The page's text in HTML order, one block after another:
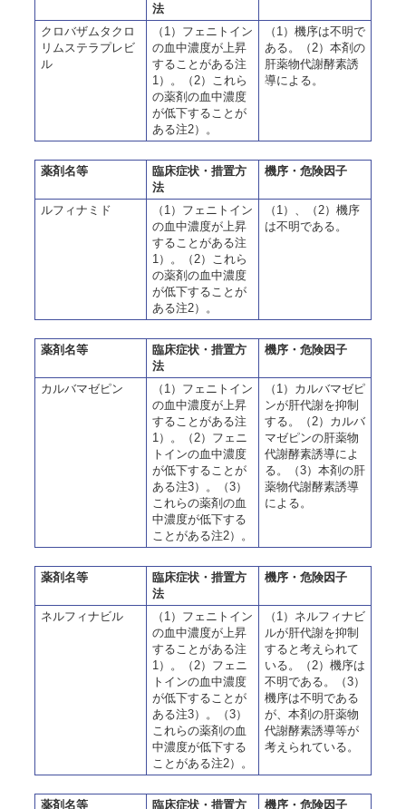
法
クロバザムタクロ
リムステラプレビ
ル
（1）フェニトイン
の血中濃度が上昇
することがある注
1）。（2）これら
の薬剤の血中濃度
が低下することが
ある注2）。
（1）機序は不明で
ある。（2）本剤の
肝薬物代謝酵素誘
導による。
薬剤名等
臨床症状・措置方
法
機序・危険因子
ルフィナミド
（1）フェニトイン
の血中濃度が上昇
することがある注
1）。（2）これら
の薬剤の血中濃度
が低下することが
ある注2）。
（1）、（2）機序
は不明である。
薬剤名等
臨床症状・措置方
法
機序・危険因子
カルバマゼピン
（1）フェニトイン
の血中濃度が上昇
することがある注
1）。（2）フェニ
トインの血中濃度
が低下することが
ある注3）。（3）
これらの薬剤の血
中濃度が低下する
ことがある注2）。
（1）カルバマゼピ
ンが肝代謝を抑制
する。（2）カルバ
マゼピンの肝薬物
代謝酵素誘導によ
る。（3）本剤の肝
薬物代謝酵素誘導
による。
薬剤名等
臨床症状・措置方
法
機序・危険因子
ネルフィナビル
（1）フェニトイン
の血中濃度が上昇
することがある注
1）。（2）フェニ
トインの血中濃度
が低下することが
ある注3）。（3）
これらの薬剤の血
中濃度が低下する
ことがある注2）。
（1）ネルフィナビ
ルが肝代謝を抑制
すると考えられて
いる。（2）機序は
不明である。（3）
機序は不明である
が、本剤の肝薬物
代謝酵素誘導等が
考えられている。
薬剤名等
臨床症状・措置方
機序・危険因子